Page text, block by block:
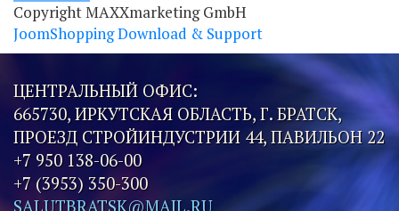
Copyright MAXXmarketing GmbH
JoomShopping Download & Support
ЦЕНТРАЛЬНЫЙ ОФИС:
665730, ИРКУТСКАЯ ОБЛАСТЬ, Г. БРАТСК,
ПРОЕЗД СТРОЙИНДУСТРИИ 44, ПАВИЛЬОН 22
+7 950 138-06-00
+7 (3953) 350-300
SALUTBRATSK@MAIL.RU